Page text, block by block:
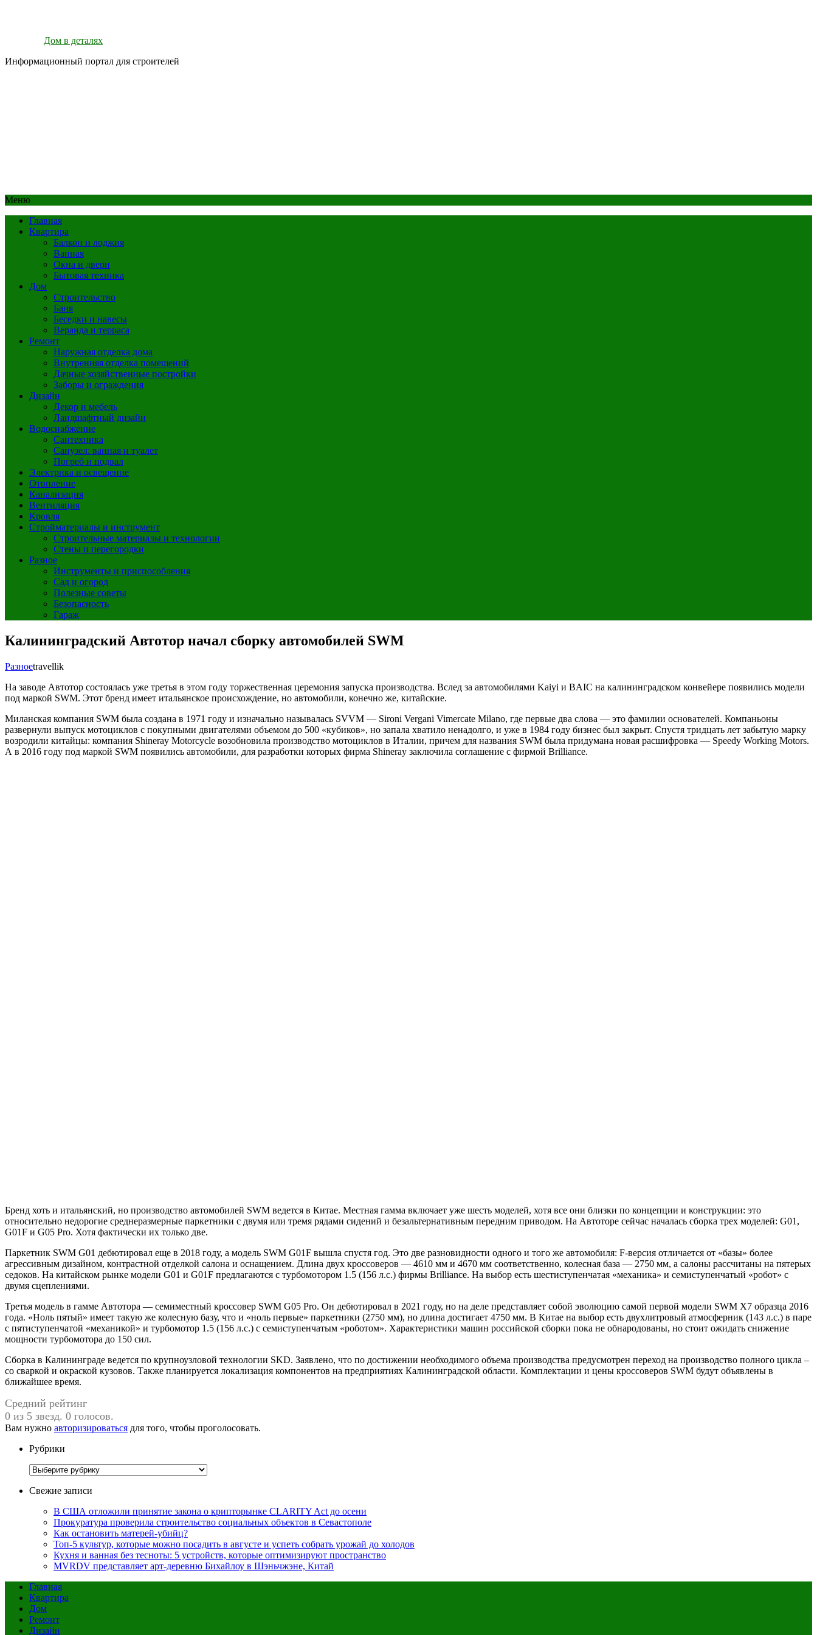
Дом в деталях
Информационный портал для строителей
Меню
Главная
Квартира
Балкон и лоджия
Ванная
Окна и двери
Бытовая техника
Дом
Строительство
Баня
Беседки и навесы
Веранда и терраса
Ремонт
Наружная отделка дома
Внутренняя отделка помещений
Дачные хозяйственные постройки
Заборы и ограждения
Дизайн
Декор и мебель
Ландшафтный дизайн
Водоснабжение
Сантехника
Санузел: ванная и туалет
Погреб и подвал
Электрика и освещение
Отопление
Канализация
Вентиляция
Кровля
Стройматериалы и инструмент
Строительные материалы и технологии
Стены и перегородки
Разное
Инструменты и приспособления
Сад и огород
Полезные советы
Безопасность
Гараж
Калининградский Автотор начал сборку автомобилей SWM
Разноеtravellik
На заводе Автотор состоялась уже третья в этом году торжественная церемония запуска производства. Вслед за автомобилями Kaiyi и BAIC на калининградском конвейере появились модели
под маркой SWM. Этот бренд имеет итальянское происхождение, но автомобили, конечно же, китайские.
Миланская компания SWM была создана в 1971 году и изначально называлась SVVM — Sironi Vergani Vimercate Milano, где первые два слова — это фамилии основателей. Компаньоны
развернули выпуск мотоциклов с покупными двигателями объемом до 500 «кубиков», но запала хватило ненадолго, и уже в 1984 году бизнес был закрыт. Спустя тридцать лет забытую марку
возродили китайцы: компания Shineray Motorcycle возобновила производство мотоциклов в Италии, причем для названия SWM была придумана новая расшифровка — Speedy Working Motors.
А в 2016 году под маркой SWM появились автомобили, для разработки которых фирма Shineray заключила соглашение с фирмой Brilliance.
Бренд хоть и итальянский, но производство автомобилей SWM ведется в Китае. Местная гамма включает уже шесть моделей, хотя все они близки по концепции и конструкции: это
относительно недорогие среднеразмерные паркетники с двумя или тремя рядами сидений и безальтернативным передним приводом. На Автоторе сейчас началась сборка трех моделей: G01,
G01F и G05 Pro. Хотя фактически их только две.
Паркетник SWM G01 дебютировал еще в 2018 году, а модель SWM G01F вышла спустя год. Это две разновидности одного и того же автомобиля: F-версия отличается от «базы» более
агрессивным дизайном, контрастной отделкой салона и оснащением. Длина двух кроссоверов — 4610 мм и 4670 мм соответственно, колесная база — 2750 мм, а салоны рассчитаны на пятерых
седоков. На китайском рынке модели G01 и G01F предлагаются с турбомотором 1.5 (156 л.с.) фирмы Brilliance. На выбор есть шестиступенчатая «механика» и семиступенчатый «робот» с
двумя сцеплениями.
Третья модель в гамме Автотора — семиместный кроссовер SWM G05 Pro. Он дебютировал в 2021 году, но на деле представляет собой эволюцию самой первой модели SWM X7 образца 2016
года. «Ноль пятый» имеет такую же колесную базу, что и «ноль первые» паркетники (2750 мм), но длина достигает 4750 мм. В Китае на выбор есть двухлитровый атмосферник (143 л.с.) в паре
с пятиступенчатой «механикой» и турбомотор 1.5 (156 л.с.) с семиступенчатым «роботом». Характеристики машин российской сборки пока не обнародованы, но стоит ожидать снижение
мощности турбомотора до 150 сил.
Сборка в Калининграде ведется по крупноузловой технологии SKD. Заявлено, что по достижении необходимого объема производства предусмотрен переход на производство полного цикла –
со сваркой и окраской кузовов. Также планируется локализация компонентов на предприятиях Калининградской области. Комплектации и цены кроссоверов SWM будут объявлены в
ближайшее время.
Средний рейтинг
0 из 5 звезд. 0 голосов.
Вам нужно авторизироваться для того, чтобы проголосовать.
Рубрики
Рубрики
Свежие записи
В США отложили принятие закона о крипторынке CLARITY Act до осени
Прокуратура проверила строительство социальных объектов в Севастополе
Как остановить матерей-убийц?
Топ-5 культур, которые можно посадить в августе и успеть собрать урожай до холодов
Кухня и ванная без тесноты: 5 устройств, которые оптимизируют пространство
MVRDV представляет арт-деревню Бихайлоу в Шэньчжэне, Китай
Главная
Квартира
Дом
Ремонт
Дизайн